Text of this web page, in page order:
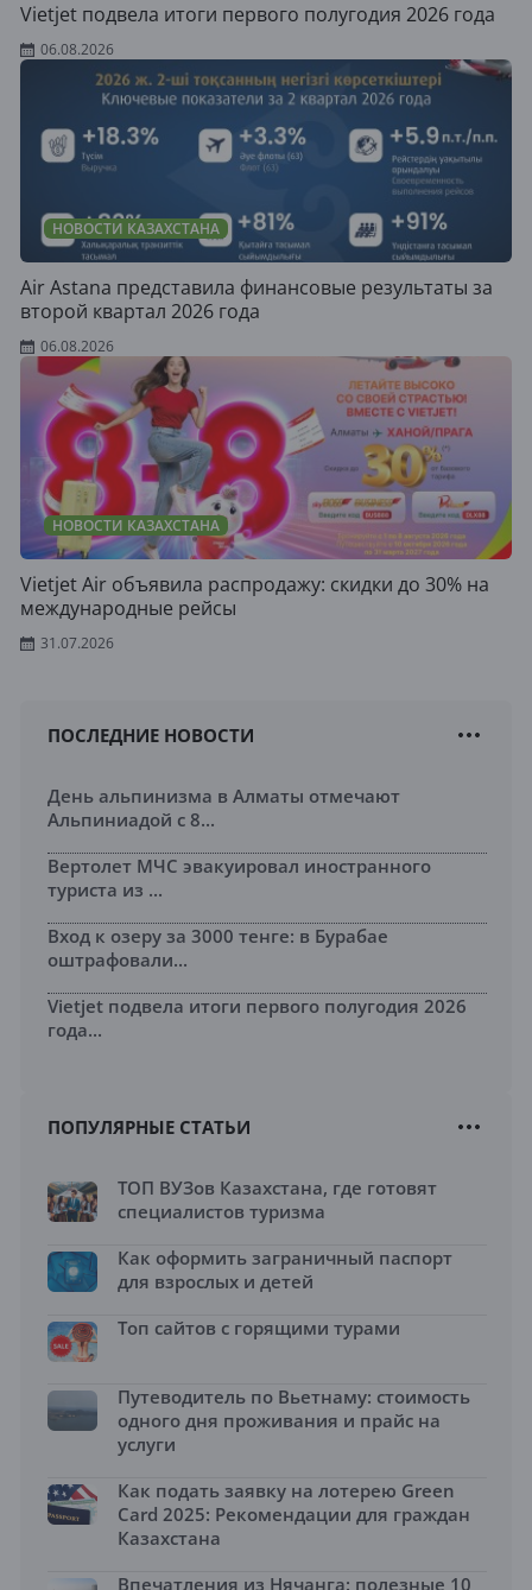
Vietjet подвела итоги первого полугодия 2026 года
06.08.2026
НОВОСТИ КАЗАХСТАНА
Air Astana представила финансовые результаты за
второй квартал 2026 года
06.08.2026
НОВОСТИ КАЗАХСТАНА
Vietjet Air объявила распродажу: скидки до 30% на
международные рейсы
31.07.2026
ПОСЛЕДНИЕ НОВОСТИ
День альпинизма в Алматы отмечают
Альпиниадой с 8...
Вертолет МЧС эвакуировал иностранного
туриста из ...
Вход к озеру за 3000 тенге: в Бурабае
оштрафовали...
Vietjet подвела итоги первого полугодия 2026
года...
ПОПУЛЯРНЫЕ СТАТЬИ
ТОП ВУЗов Казахстана, где готовят
специалистов туризма
Как оформить заграничный паспорт
для взрослых и детей
Топ сайтов с горящими турами
Путеводитель по Вьетнаму: стоимость
одного дня проживания и прайс на
услуги
Как подать заявку на лотерею Green
Card 2025: Рекомендации для граждан
Казахстана
Впечатления из Нячанга: полезные 10